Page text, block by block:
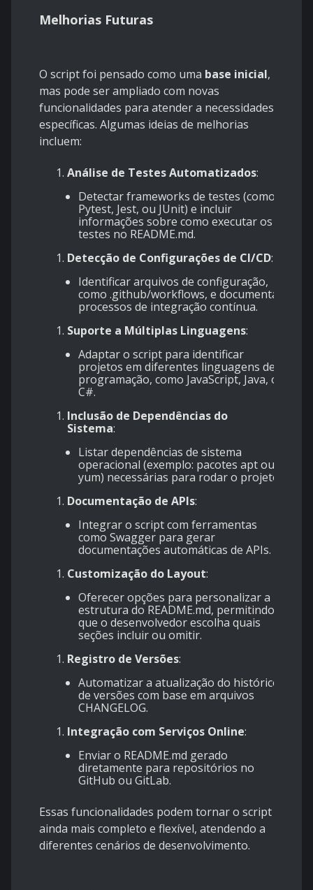
Melhorias Futuras
O script foi pensado como uma base inicial,
mas pode ser ampliado com novas
funcionalidades para atender a necessidades
específicas. Algumas ideias de melhorias
incluem:
Análise de Testes Automatizados:
Detectar frameworks de testes (como
Pytest, Jest, ou JUnit) e incluir
informações sobre como executar os
testes no README.md.
Detecção de Configurações de CI/CD:
Identificar arquivos de configuração,
como .github/workflows, e documentar
processos de integração contínua.
Suporte a Múltiplas Linguagens:
Adaptar o script para identificar
projetos em diferentes linguagens de
programação, como JavaScript, Java, ou
C#.
Inclusão de Dependências do
Sistema:
Listar dependências de sistema
operacional (exemplo: pacotes apt ou
yum) necessárias para rodar o projeto.
Documentação de APIs:
Integrar o script com ferramentas
como Swagger para gerar
documentações automáticas de APIs.
Customização do Layout:
Oferecer opções para personalizar a
estrutura do README.md, permitindo
que o desenvolvedor escolha quais
seções incluir ou omitir.
Registro de Versões:
Automatizar a atualização do histórico
de versões com base em arquivos
CHANGELOG.
Integração com Serviços Online:
Enviar o README.md gerado
diretamente para repositórios no
GitHub ou GitLab.
Essas funcionalidades podem tornar o script
ainda mais completo e flexível, atendendo a
diferentes cenários de desenvolvimento.